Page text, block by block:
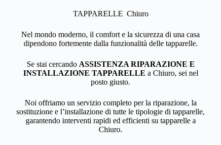
TAPPARELLE Chiuro
Nel mondo moderno, il comfort e la sicurezza di una casa
dipendono fortemente dalla funzionalità delle tapparelle.
Se stai cercando ASSISTENZA RIPARAZIONE E
INSTALLAZIONE TAPPARELLE a Chiuro, sei nel
posto giusto.
Noi offriamo un servizio completo per la riparazione, la
sostituzione e l’installazione di tutte le tipologie di tapparelle,
garantendo interventi rapidi ed efficienti su tapparelle a
Chiuro.